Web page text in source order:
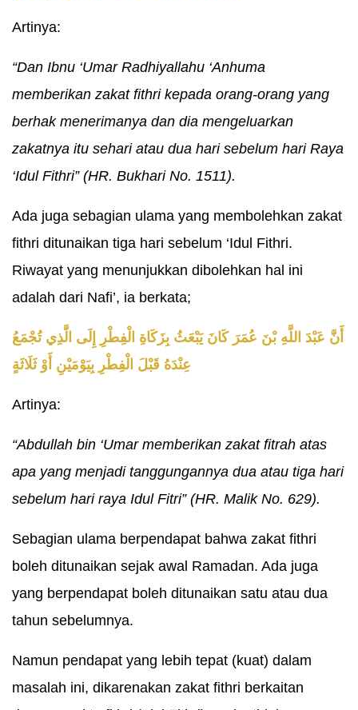
Artinya:
“Dan Ibnu ‘Umar Radhiyallahu ‘Anhuma
memberikan zakat fithri kepada orang-orang yang
berhak menerimanya dan dia mengeluarkan
zakatnya itu sehari atau dua hari sebelum hari Raya
‘Idul Fithri” (HR. Bukhari No. 1511).
Ada juga sebagian ulama yang membolehkan zakat
fithri ditunaikan tiga hari sebelum ‘Idul Fithri.
Riwayat yang menunjukkan dibolehkan hal ini
adalah dari Nafi’, ia berkata;
أَنَّ عَبْدَ اللَّهِ بْنَ عُمَرَ كَانَ يَبْعَثُ بِزَكَاةِ الْفِطْرِ إِلَى الَّذِي تُجْمَعُ
عِنْدَهُ قَبْلَ الْفِطْرِ بِيَوْمَيْنِ أَوْ ثَلَاثَةٍ
Artinya:
“Abdullah bin ‘Umar memberikan zakat fitrah atas
apa yang menjadi tanggungannya dua atau tiga hari
sebelum hari raya Idul Fitri” (HR. Malik No. 629).
Sebagian ulama berpendapat bahwa zakat fithri
boleh ditunaikan sejak awal Ramadan. Ada juga
yang berpendapat boleh ditunaikan satu atau dua
tahun sebelumnya.
Namun pendapat yang lebih tepat (kuat) dalam
masalah ini, dikarenakan zakat fithri berkaitan